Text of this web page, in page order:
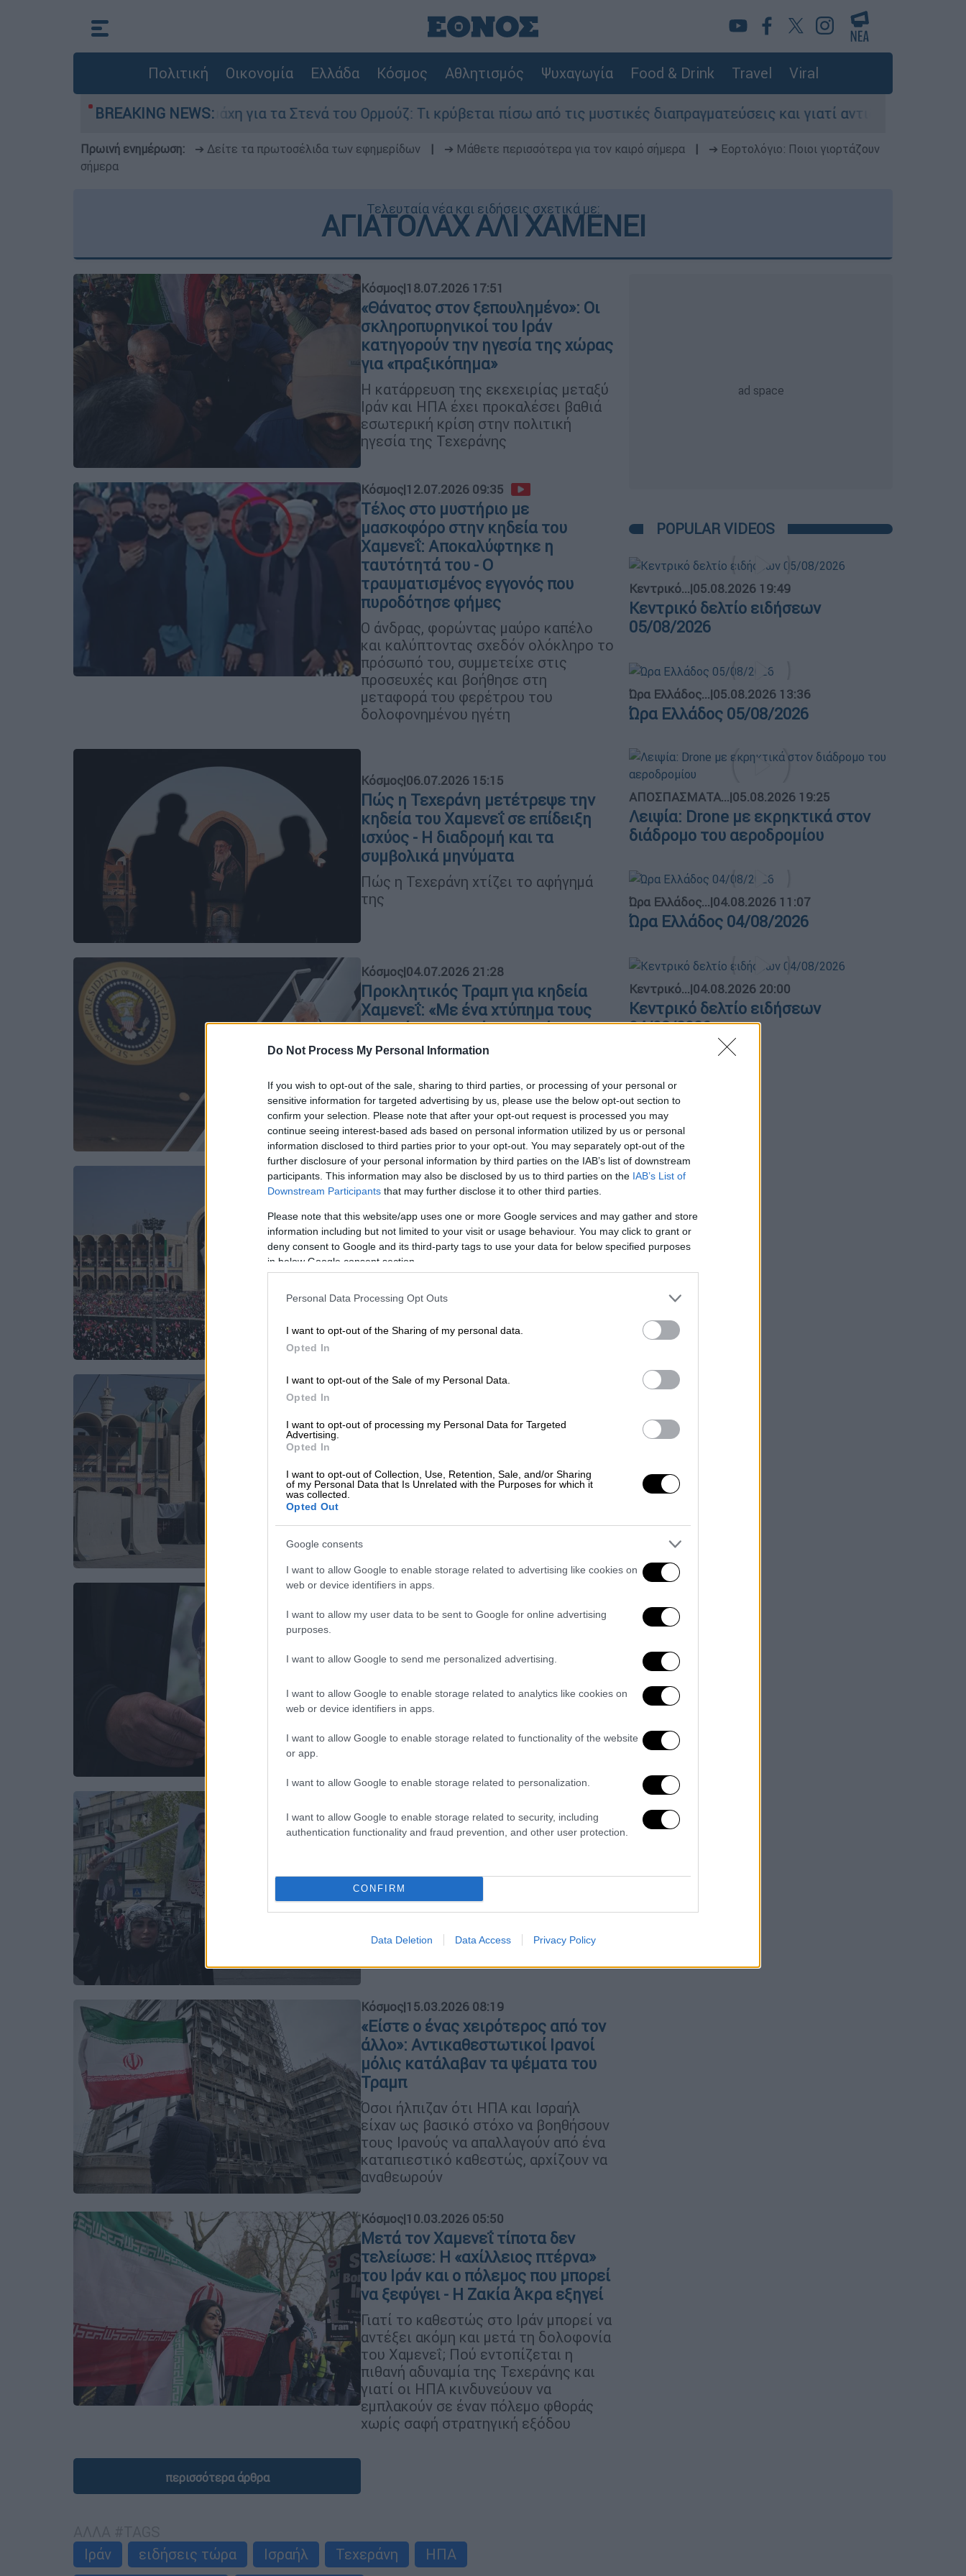
Do Not Process My Personal Information
If you wish to opt-out of the sale, sharing to third parties, or processing of your personal or
sensitive information for targeted advertising by us, please use the below opt-out section to
confirm your selection. Please note that after your opt-out request is processed you may
continue seeing interest-based ads based on personal information utilized by us or personal
information disclosed to third parties prior to your opt-out. You may separately opt-out of the
further disclosure of your personal information by third parties on the IAB’s list of downstream
participants. This information may also be disclosed by us to third parties on the IAB’s List of
Downstream Participants that may further disclose it to other third parties.
Please note that this website/app uses one or more Google services and may gather and store
information including but not limited to your visit or usage behaviour. You may click to grant or
deny consent to Google and its third-party tags to use your data for below specified purposes
in below Google consent section.
Personal Data Processing Opt Outs
I want to opt-out of the Sharing of my personal data.
Opted In
I want to opt-out of the Sale of my Personal Data.
Opted In
I want to opt-out of processing my Personal Data for Targeted
Advertising.
Opted In
I want to opt-out of Collection, Use, Retention, Sale, and/or Sharing
of my Personal Data that Is Unrelated with the Purposes for which it
was collected.
Opted Out
Google consents
I want to allow Google to enable storage related to advertising like cookies on
web or device identifiers in apps.
I want to allow my user data to be sent to Google for online advertising
purposes.
I want to allow Google to send me personalized advertising.
I want to allow Google to enable storage related to analytics like cookies on
web or device identifiers in apps.
I want to allow Google to enable storage related to functionality of the website
or app.
I want to allow Google to enable storage related to personalization.
I want to allow Google to enable storage related to security, including
authentication functionality and fraud prevention, and other user protection.
CONFIRM
Data Deletion Data Access Privacy Policy
Πολιτική Οικονομία Ελλάδα Κόσμος Αθλητισμός Ψυχαγωγία Food & Drink Travel Viral
BREAKING NEWS:
Η μάχη για τα Στενά του Ορμούζ: Τι κρύβεται πίσω από τις μυστικές διαπραγματεύσεις και γιατί αντιδρούν οι ΗΠΑ
Πρωινή ενημέρωση: ➔ Δείτε τα πρωτοσέλιδα των εφημερίδων ➔ Μάθετε περισσότερα για τον καιρό σήμερα
➔ Εορτολόγιο: Ποιοι γιορτάζουν
σήμερα
Τελευταία νέα και ειδήσεις σχετικά με:
ΑΓΙΑΤΟΛΑΧ ΑΛΙ ΧΑΜΕΝΕΙ
Κόσμος|18.07.2026 17:51
«Θάνατος στον ξεπουλημένο»: Οι
σκληροπυρηνικοί του Ιράν
κατηγορούν την ηγεσία της χώρας
για «πραξικόπημα»
Η κατάρρευση της εκεχειρίας μεταξύ
Ιράν και ΗΠΑ έχει προκαλέσει βαθιά
εσωτερική κρίση στην πολιτική
ηγεσία της Τεχεράνης
Κόσμος|12.07.2026 09:35
Τέλος στο μυστήριο με
μασκοφόρο στην κηδεία του
Χαμενεΐ: Αποκαλύφτηκε η
ταυτότητά του - Ο
τραυματισμένος εγγονός που
πυροδότησε φήμες
Ο άνδρας, φορώντας μαύρο καπέλο
και καλύπτοντας σχεδόν ολόκληρο το
πρόσωπό του, συμμετείχε στις
προσευχές και βοήθησε στη
μεταφορά του φερέτρου του
δολοφονημένου ηγέτη
Κόσμος|06.07.2026 15:15
Πώς η Τεχεράνη μετέτρεψε την
κηδεία του Χαμενεΐ σε επίδειξη
ισχύος - Η διαδρομή και τα
συμβολικά μηνύματα
Πώς η Τεχεράνη χτίζει το αφήγημά
της
Κόσμος|04.07.2026 21:28
Προκλητικός Τραμπ για κηδεία
Χαμενεΐ: «Με ένα χτύπημα τους
τελειώνουμε - Χύνουν ψεύτικα
δάκρυα»
πρόεδρος ανακοίνωσε επερχόμενη
συνάντηση με τον Μπενιαμίν
Νετανιάχου στον Λευκό Οίκο
Κόσμος |04.07.2026 13:31
Σε λαϊκό προσκύνημα η σορός του
Αλί Χαμενεϊ - Το Ιράν αποχαιρετά
τον θρησκευτικό του ηγέτη
Υπολογίζεται ότι πάνω από 15 εκατ.
τιμήσουν με την παρουσία τους στις
τελετές
Ιράν: Σε εξέλιξη οι προετοιμασίες
για το λαϊκό προσκύνημα στη σορό
πιστοί αναμένονται στην
Τεχεράνη
Κόσμος|11.04.2026 11:16
παραμορφωμένος» ο Μοτζταμπά
Μετά την επίθεση των Ισραήλ - ΗΠΑ
Κόσμος|20.03.2026 05:40
Ποιος πραγματικά κυβερνά το
τις τελευταίες δολοφονίες
Τα μεγάλα ιεραρχικά κενά που άφησαν
οι δολοφονίες Αλί Χαμενεΐ και
Λαριτζανί και η νέα γενιά
σκληροπυρηνικών του καθεστώτος
Κόσμος|15.03.2026 08:19
«Είστε ο ένας χειρότερος από τον
άλλο»: Αντικαθεστωτικοί Ιρανοί
μόλις κατάλαβαν τα ψέματα του
Τραμπ
Όσοι ήλπιζαν ότι ΗΠΑ και Ισραήλ
είχαν ως βασικό στόχο να βοηθήσουν
τους Ιρανούς να απαλλαγούν από ένα
καταπιεστικό καθεστώς, αρχίζουν να
αναθεωρούν
Κόσμος|10.03.2026 05:50
Μετά τον Χαμενεΐ τίποτα δεν
τελείωσε: Η «αχίλλειος πτέρνα»
του Ιράν και ο πόλεμος που μπορεί
να ξεφύγει - Η Ζακία Άκρα εξηγεί
Γιατί το καθεστώς στο Ιράν μπορεί να
αντέξει ακόμη και μετά τη δολοφονία
του Χαμενεΐ; Πού εντοπίζεται η
πιθανή αδυναμία της Τεχεράνης και
γιατί οι ΗΠΑ κινδυνεύουν να
εμπλακούν σε έναν πόλεμο φθοράς
χωρίς σαφή στρατηγική εξόδου
περισσότερα άρθρα
Ιράν
ειδήσεις τώρα Ισραήλ Τεχεράνη ΗΠΑ
POPULAR VIDEOS
Κεντρικό...|05.08.2026 19:49
Κεντρικό δελτίο ειδήσεων
05/08/2026
Ώρα Ελλάδος...|05.08.2026 13:36
Ώρα Ελλάδος 05/08/2026
ΑΠΟΣΠΑΣΜΑΤΑ...|05.08.2026 19:25
Λειψία: Drone με εκρηκτικά στον
διάδρομο του αεροδρομίου
Ώρα Ελλάδος...|04.08.2026 11:07
Ώρα Ελλάδος 04/08/2026
Κεντρικό...|04.08.2026 20:00
Κεντρικό δελτίο ειδήσεων
04/08/2026